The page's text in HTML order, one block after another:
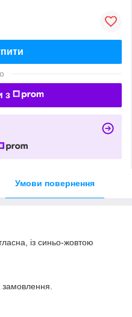
з
Умови повернення
із синьо-жовтою